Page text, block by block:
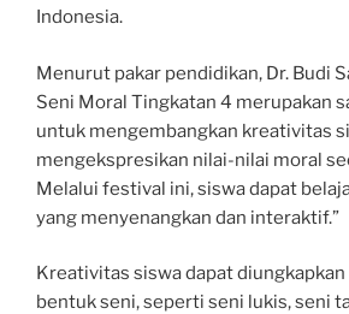
Indonesia.
Menurut pakar pendidikan, Dr. Budi
Seni Moral Tingkatan 4 merupakan
untuk mengembangkan kreativitas
mengekspresikan nilai-nilai moral
Melalui festival ini, siswa dapat
yang menyenangkan dan interaktif.”
Kreativitas siswa dapat
bentuk seni, seperti seni lukis, seni